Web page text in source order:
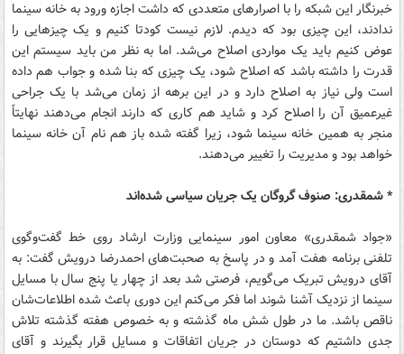
خبرنگار این شبکه را با اصرارهای متعددی که داشت اجازه ورود به خانه سینما
ندادند، این چیزی بود که دیدم. لازم نیست کودتا کنیم و یک چیزهایی را
عوض کنیم باید یک مواردی اصلاح می‌شد‌. اما به نظر من باید سیستم این
قدرت را داشته باشد که اصلاح شود، یک چیزی که بنا شده و جواب هم داده
است ولی نیاز به اصلاح دارد و در این برهه از زمان می‌شد با یک جراحی
غیرعمیق آن را اصلاح کرد و شاید هم کاری که دارند انجام می‌دهند نهایتاً
منجر به همین خانه سینما شود، زیرا گفته شده باز هم نام آن خانه سینما
خواهد بود و مدیریت را تغییر می‌دهند.
* شمقدری: صنوف گروگان یک جریان سیاسی شده‌اند
«جواد شمقدری» معاون امور سینمایی وزارت ارشاد روی خط گفت‌و‌گوی
تلفنی برنامه هفت آمد و در پاسخ به صحبت‌های احمدرضا درویش گفت: به
آقای درویش تبریک می‌گویم، فرصتی شد بعد از چهار یا پنج سال با مسایل
سینما از نزدیک آشنا شوند اما فکر می‌کنم این دوری باعث شده اطلاعات‌شان
ناقص باشد. ما در طول شش ماه گذشته و به خصوص هفته گذشته تلاش
جدی داشتیم که دوستان در جریان اتفاقات و مسایل قرار بگیرند و آقای